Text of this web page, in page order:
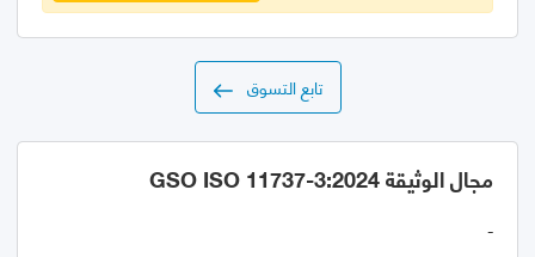
تابع التسوق
مجال الوثيقة GSO ISO 11737-3:2024
-